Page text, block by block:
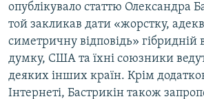
опублікувало статтю Олександра
той закликав дати «жорстку,
симетричну відповідь» гібридній
думку, США та їхні союзники
деяких інших країн. Крім
Інтернеті, Бастрикін також